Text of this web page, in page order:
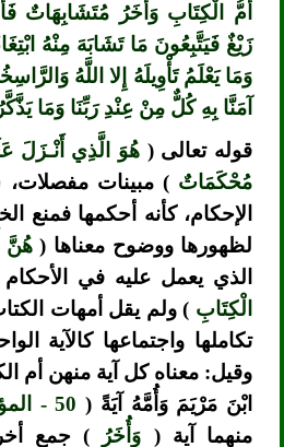
أُمُّ الْكِتَابِ وَأُخَرُ مُتَشَابِهَاتٌ
زَيْغٌ فَيَتَّبِعُونَ مَا تَشَابَهَ مِنْهُ
وَمَا يَعْلَمُ تَأْوِيلَهُ إِلا اللَّهُ
آمَنَّا بِهِ كُلٌّ مِنْ عِنْدِ رَبِّنَا وَمَا
قوله تعالى ( هُوَ الَّذِي أَنْـزَلَ
مُحْكَمَاتٌ) مبينات
الإحكام، كأنه أحكمها فمنع
لظهورها ووضوح معناها (هُنَّ
الذي يعمل عليه في
الْكِتَابِ ) ولم يقل أمهات
تكاملها واجتماعها كالآية
وقيل: معناه كل آية منهن أم
ابْنَ مَرْيَمَ وَأُمَّهُ آيَةً (50 - المؤمنون
منهما آية ( وَأُخَرُ ) جمع